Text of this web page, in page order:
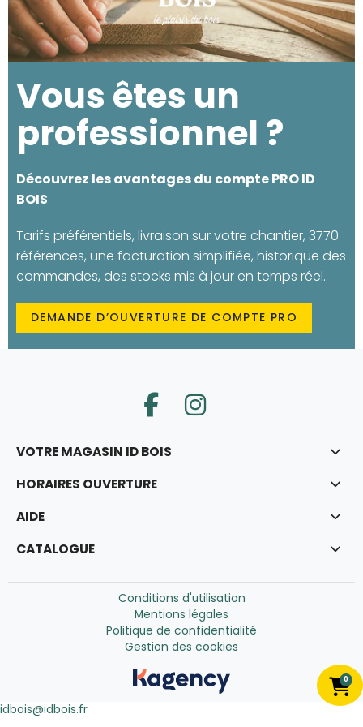
0
Vous êtes un
professionnel ?
Découvrez les avantages du compte PRO ID
BOIS
Tarifs préférentiels, livraison sur votre chantier, 3770
références, une facturation simplifiée, historique des
commandes, des stocks mis à jour en temps réel..
DEMANDE D’OUVERTURE DE COMPTE PRO
VOTRE MAGASIN ID BOIS
HORAIRES OUVERTURE
AIDE
CATALOGUE
Conditions d'utilisation
Mentions légales
Politique de confidentialité
Gestion des cookies
idbois@idbois.fr